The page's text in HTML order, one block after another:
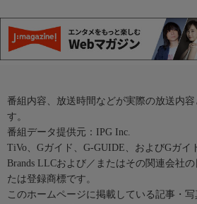
番組内容、放送時間などが実際の放送内
す。
番組データ提供元：IPG Inc.
TiVo、Gガイド、G-GUIDE、およびGガイ
Brands LLCおよび／またはその関連会社
たは登録商標です。
このホームページに掲載している記事・